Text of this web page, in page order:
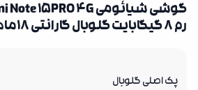
رم 8 گیگابایت گلوبال گارانتی 18ماهه شرکتی
پک اصلی گلوبال